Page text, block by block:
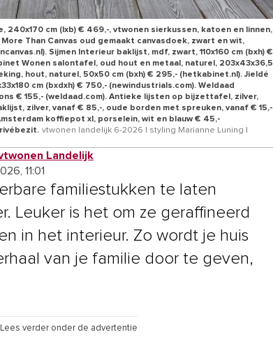
240x170 cm (lxb) € 469,-, vtwonen sierkussen, katoen en linnen,
Than Canvas oud gemaakt canvasdoek, zwart en wit,
Sijmen Interieur baklijst, mdf, zwart, 110x160 cm (bxh) €
Wonen salontafel, oud hout en metaal, naturel, 203x43x36,5
hout, naturel, 50x50 cm (bxh) € 295,- (hetkabinet.nl). Jieldé
cm (bxdxh) € 750,- (newindustrials.com). Weldaad
€ 155,- (weldaad.com). Antieke lijsten op bijzettafel, zilver,
zilver, vanaf € 85,-, oude borden met spreuken, vanaf € 15,-
koffiepot xl, porselein, wit en blauw € 45,-
vtwonen landelijk 6-2026 | styling Marianne Luning |
Landelijk
11:01
familiestukken te laten
Leuker is het om ze geraffineerd
in het interieur. Zo wordt je huis
van je familie door te geven,
Lees verder onder de advertentie